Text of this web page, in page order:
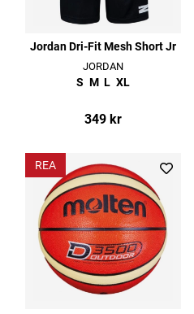
Jordan Dri-Fit Mesh Short Jr
JORDAN
S M L XL
349 kr
REA